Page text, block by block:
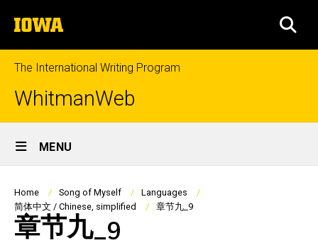
to
content
The
University
of
Iowa
The International Writing Program
WhitmanWeb
Site
Main
Navigation
MENU
Breadcrumb
Home Song of Myself
Languages
简体中文 / Chinese, simplified
章节九_9
章节九_9